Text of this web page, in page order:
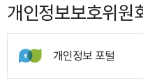
개인정보보호위원
개인정보 포털